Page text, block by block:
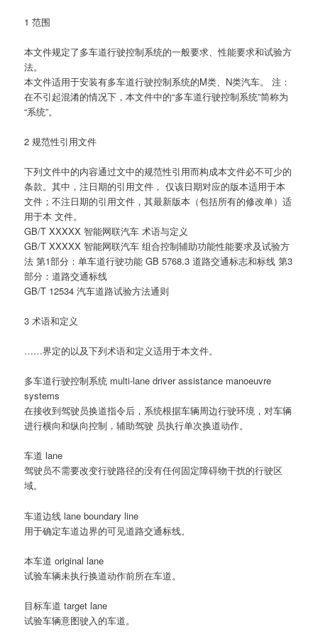
1 范围
本文件规定了多车道行驶控制系统的一般要求、性能要求和试验方
法。
本文件适用于安装有多车道行驶控制系统的M类、N类汽车。 注：
在不引起混淆的情况下，本文件中的“多车道行驶控制系统”简称为
“系统”。
2 规范性引用文件
下列文件中的内容通过文中的规范性引用而构成本文件必不可少的
条款。其中，注日期的引用文件， 仅该日期对应的版本适用于本
文件；不注日期的引用文件，其最新版本（包括所有的修改单）适
用于本 文件。
GB/T XXXXX 智能网联汽车 术语与定义
GB/T XXXXX 智能网联汽车 组合控制辅助功能性能要求及试验方
法 第1部分：单车道行驶功能 GB 5768.3 道路交通标志和标线 第3
部分：道路交通标线
GB/T 12534 汽车道路试验方法通则
3 术语和定义
……界定的以及下列术语和定义适用于本文件。
多车道行驶控制系统 multi-lane driver assistance manoeuvre
systems
在接收到驾驶员换道指令后，系统根据车辆周边行驶环境，对车辆
进行横向和纵向控制，辅助驾驶 员执行单次换道动作。
车道 lane
驾驶员不需要改变行驶路径的没有任何固定障碍物干扰的行驶区
域。
车道边线 lane boundary line
用于确定车道边界的可见道路交通标线。
本车道 original lane
试验车辆未执行换道动作前所在车道。
目标车道 target lane
试验车辆意图驶入的车道。